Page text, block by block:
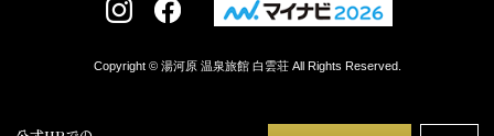
Copyright © 湯河原 温泉旅館 白雲荘 All Rights Reserved.